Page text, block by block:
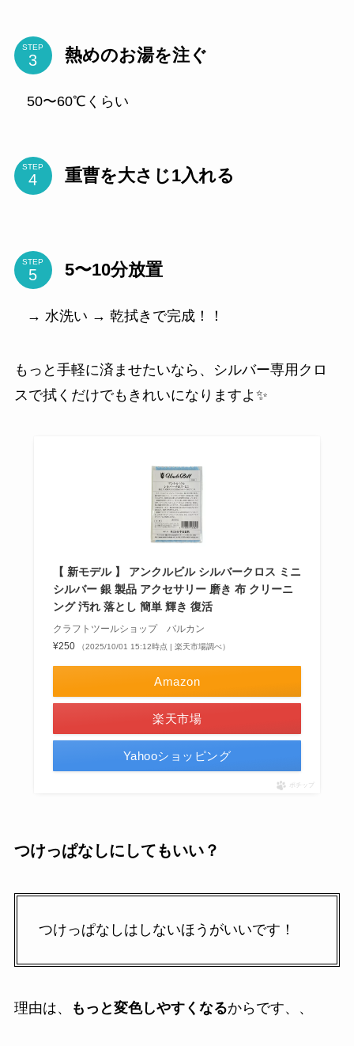
STEP 熱めのお湯を注ぐ
50〜60℃くらい
STEP 重曹を大さじ1入れる
STEP 5〜10分放置
→ 水洗い → 乾拭きで完成！！
もっと手軽に済ませたいなら、シルバー専用クロ
スで拭くだけでもきれいになりますよ✨️
【 新モデル 】 アンクルビル シルバークロス ミニ
シルバー 銀 製品 アクセサリー 磨き 布 クリーニ
ング 汚れ 落とし 簡単 輝き 復活
クラフトツールショップ バルカン
¥250
（2025/10/01 15:12時点 | 楽天市場調べ）
Amazon
楽天市場
Yahooショッピング
ポチップ
つけっぱなしにしてもいい？
つけっぱなしはしないほうがいいです！
理由は、 もっと変色しやすくなるからです、、